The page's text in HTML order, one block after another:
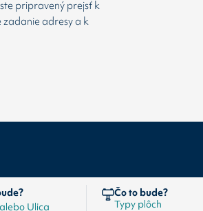
pripravený prejsť k
adresy a k
Čo to bude?